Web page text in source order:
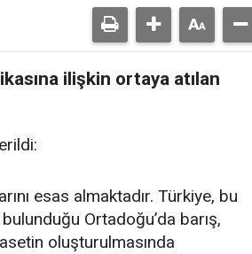
ilişkin ortaya atılan
esas almaktadır. Türkiye, bu
Ortadoğu’da barış,
oluşturulmasında